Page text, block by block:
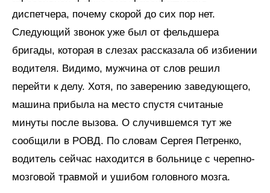
диспетчера, почему скорой до сих пор нет.
Следующий звонок уже был от фельдшера
бригады, которая в слезах рассказала об избиении
водителя. Видимо, мужчина от слов решил
перейти к делу. Хотя, по заверению заведующего,
машина прибыла на место спустя считаные
минуты после вызова. О случившемся тут же
сообщили в РОВД. По словам Сергея Петренко,
водитель сейчас находится в больнице с черепно-
мозговой травмой и ушибом головного мозга.